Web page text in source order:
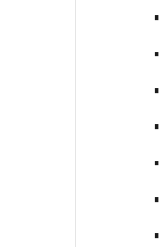
•
•
•
•
•
•
•